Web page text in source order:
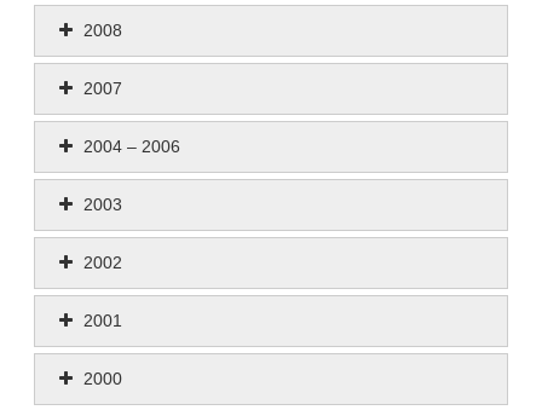
2008
2007
2004 – 2006
2003
2002
2001
2000